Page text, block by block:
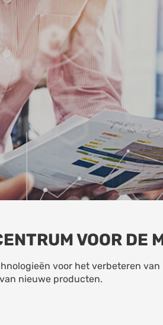
VOOR DE
voor het verbeteren
nieuwe producten.